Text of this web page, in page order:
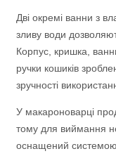
Дві окремі ванни з
зливу води
Корпус, кришка,
ручки кошиків
зручності
У макароноварці
тому для виймання
оснащений системою